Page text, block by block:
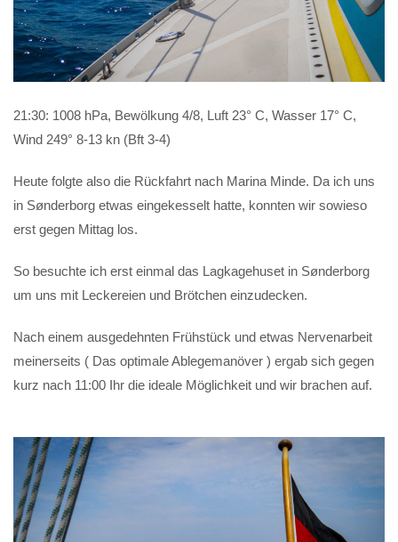
21:30: 1008 hPa, Bewölkung 4/8, Luft 23° C, Wasser 17° C,
Wind 249° 8-13 kn (Bft 3-4)
Heute folgte also die Rückfahrt nach Marina Minde. Da ich uns
in Sønderborg etwas eingekesselt hatte, konnten wir sowieso
erst gegen Mittag los.
So besuchte ich erst einmal das Lagkagehuset in Sønderborg
um uns mit Leckereien und Brötchen einzudecken.
Nach einem ausgedehnten Frühstück und etwas Nervenarbeit
meinerseits ( Das optimale Ablegemanöver ) ergab sich gegen
kurz nach 11:00 Ihr die ideale Möglichkeit und wir brachen auf.